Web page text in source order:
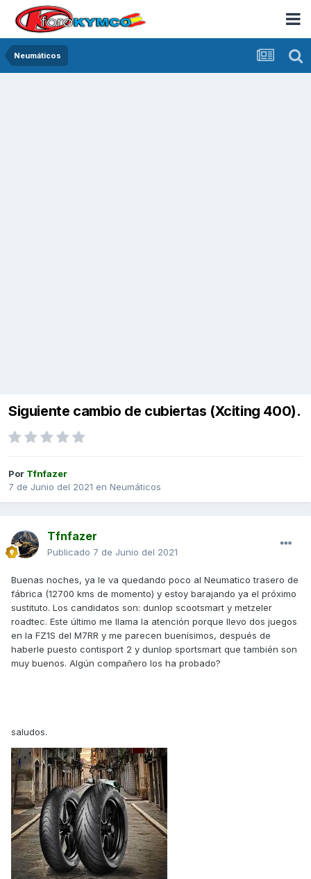
Neumáticos
Siguiente cambio de cubiertas (Xciting 400).
Por Tfnfazer
7 de Junio del 2021 en Neumáticos
Tfnfazer
Publicado 7 de Junio del 2021
Buenas noches, ya le va quedando poco al Neumatico trasero de
fábrica (12700 kms de momento) y estoy barajando ya el próximo
sustituto. Los candidatos son: dunlop scootsmart y metzeler
roadtec. Este último me llama la atención porque llevo dos juegos
en la FZ1S del M7RR y me parecen buenísimos, después de
haberle puesto contisport 2 y dunlop sportsmart que también son
muy buenos. Algún compañero los ha probado?
saludos.